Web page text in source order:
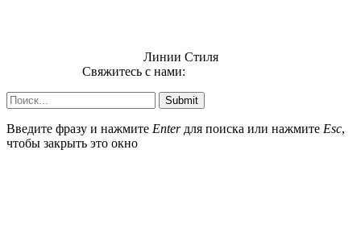
Линии Стиля
Свяжитесь с нами:
Submit
Введите фразу и нажмите Enterдля поиска или нажмите Esc,
чтобы закрыть это окно